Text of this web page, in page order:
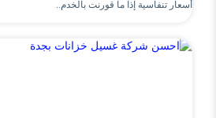
أسعار تنفاسية إذا ما قورنت بالخدم..